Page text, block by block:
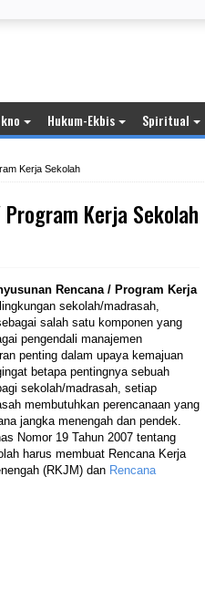
Hukum-Ekbis Spiritual
Kerja Sekolah
Kerja Sekolah
Rencana / Program Kerja
sekolah/madrasah,
salah satu komponen yang
pengendali manajemen
penting dalam upaya kemajuan
betapa pentingnya sebuah
sekolah/madrasah, setiap
membutuhkan perencanaan yang
jangka menengah dan pendek.
Nomor 19 Tahun 2007 tentang
harus membuat Rencana Kerja
(RKJM) dan Rencana